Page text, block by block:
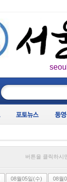
버튼을 클릭하시
08월05일(수) 08월